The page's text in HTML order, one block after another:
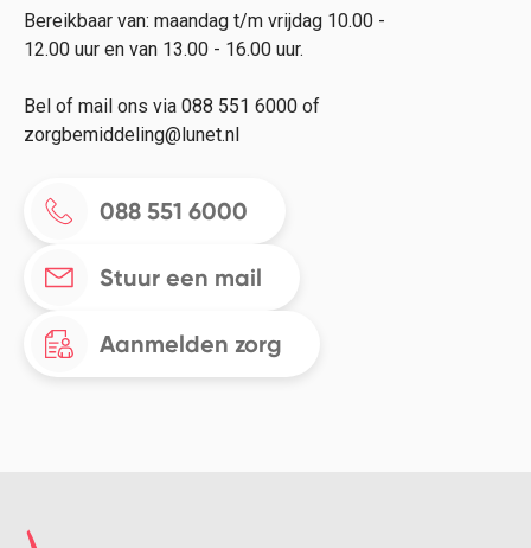
Bereikbaar van: maandag t/m vrijdag 10.00 -
12.00 uur en van 13.00 - 16.00 uur.
Bel of mail ons via 088 551 6000 of
zorgbemiddeling@lunet.nl
088 551 6000
Stuur een mail
Aanmelden zorg